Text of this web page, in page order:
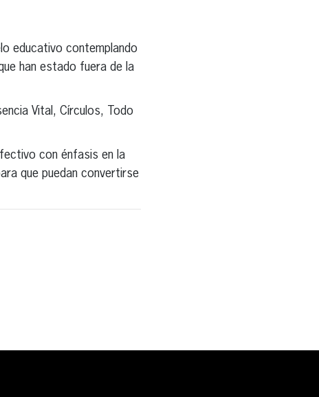
educativo contemplando
han estado fuera de la
Vital, Círculos, Todo
con énfasis en la
que puedan convertirse